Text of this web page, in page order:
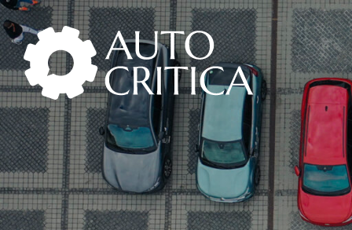
Skip
to
content